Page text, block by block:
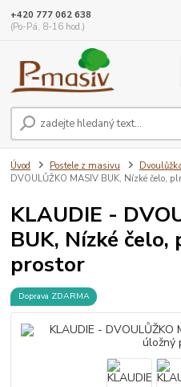
+420 777 062 638
(Po-Pá, 8-16 hod.)
Úvod Postele z masivu
DVOULŮŽKO MASIV BUK, Nízké čelo,
KLAUDIE -
BUK, Nízké
prostor
Doprava ZDARMA